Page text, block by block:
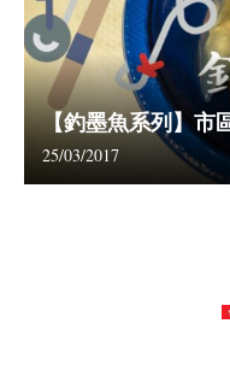
【釣墨魚系列】市
25/03/2017